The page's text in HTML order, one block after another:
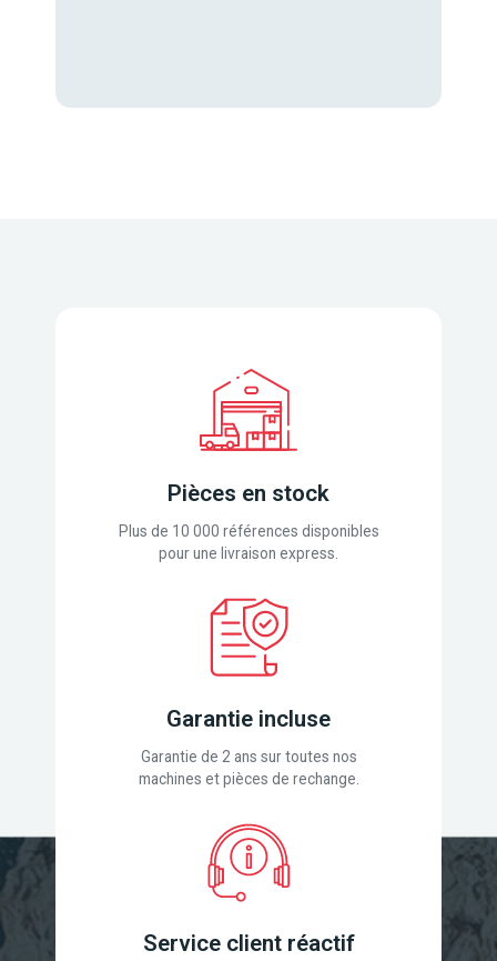
Pièces en stock
Plus de 10 000 références disponibles
pour une livraison express.
Garantie incluse
Garantie de 2 ans sur toutes nos
machines et pièces de rechange.
Service client réactif